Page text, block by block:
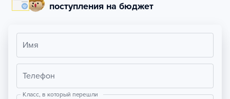
поступления на бюджет
Имя
Телефон
Класс, в который перешли